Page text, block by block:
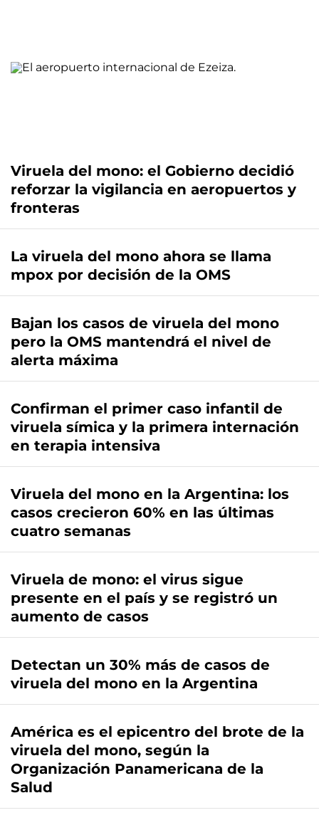
Viruela del mono: el Gobierno decidió
reforzar la vigilancia en aeropuertos y
fronteras
La viruela del mono ahora se llama
mpox por decisión de la OMS
Bajan los casos de viruela del mono
pero la OMS mantendrá el nivel de
alerta máxima
Confirman el primer caso infantil de
viruela símica y la primera internación
en terapia intensiva
Viruela del mono en la Argentina: los
casos crecieron 60% en las últimas
cuatro semanas
Viruela de mono: el virus sigue
presente en el país y se registró un
aumento de casos
Detectan un 30% más de casos de
viruela del mono en la Argentina
América es el epicentro del brote de la
viruela del mono, según la
Organización Panamericana de la
Salud